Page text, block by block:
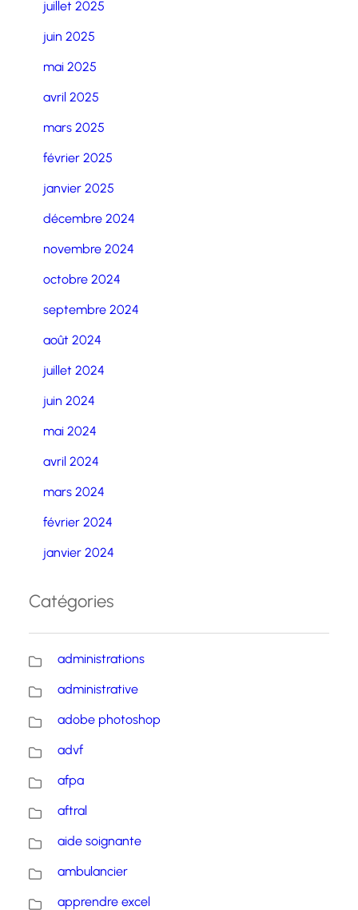
juillet 2025
juin 2025
mai 2025
avril 2025
mars 2025
février 2025
janvier 2025
décembre 2024
novembre 2024
octobre 2024
septembre 2024
août 2024
juillet 2024
juin 2024
mai 2024
avril 2024
mars 2024
février 2024
janvier 2024
Catégories
administrations
administrative
adobe photoshop
advf
afpa
aftral
aide soignante
ambulancier
apprendre excel